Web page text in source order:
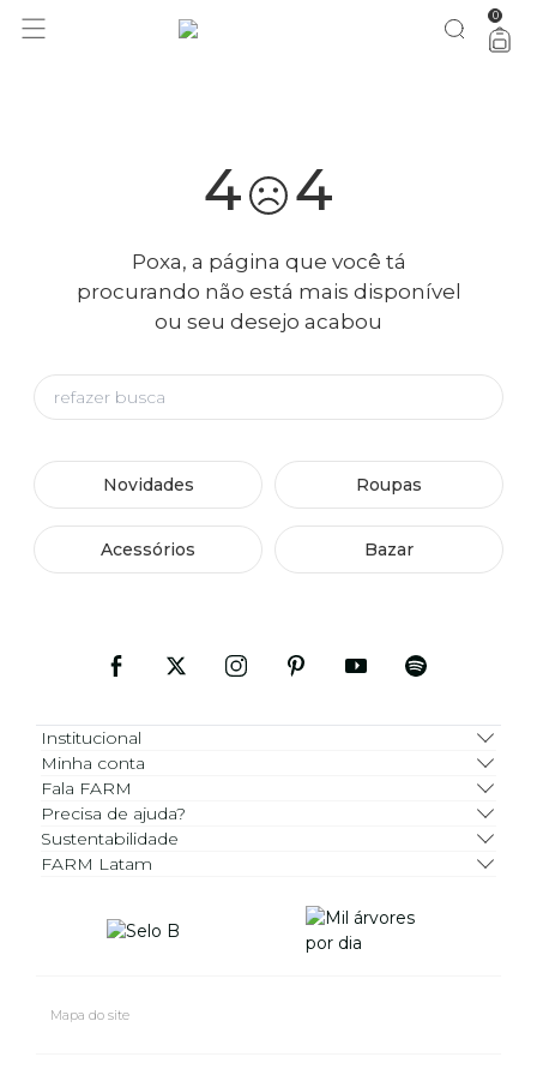
você merece 30% OFF pra comemorar com a gente aproveita! 0
4 4
Poxa, a página que você tá
procurando não está mais disponível
ou seu desejo acabou
Novidades Roupas
Acessórios Bazar
Institucional
Minha conta
Fala FARM
Precisa de ajuda?
Sustentabilidade
FARM Latam
Mapa do site